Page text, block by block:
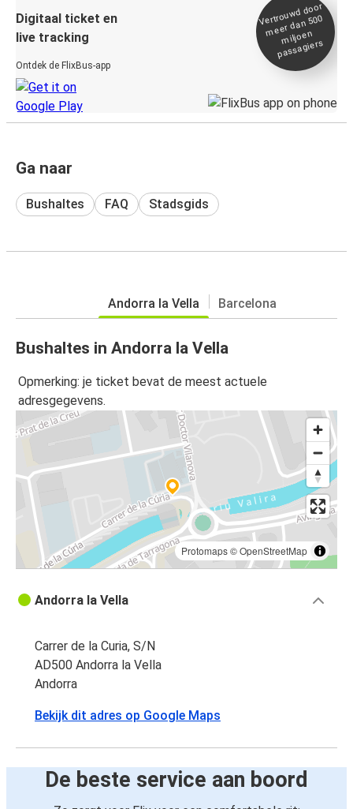
Digitaal ticket en
live tracking
Ontdek de FlixBus-app
Vertrou
wd door
meer dan 500
miljoen
passagiers
Ga naar
Bushaltes FAQ Stadsgids
Andorra la Vella Barcelona
Bushaltes in Andorra la Vella
Opmerking: je ticket bevat de meest actuele
adresgegevens.
Protomaps©OpenStreetMap
Andorra la Vella
Carrer de la Curia, S/N
AD500 Andorra la Vella
Andorra
Bekijk dit adres op Google Maps
De beste service aan boord